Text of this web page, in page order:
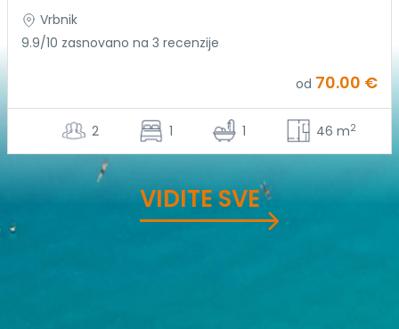
Vrbnik
9.9/10 zasnovano na 3 recenzije
od 70.00 €
2 1 1 46 m2
VIDITE SVE